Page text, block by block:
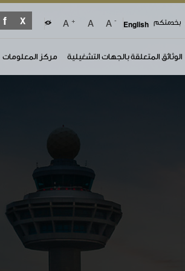
بخدمتكم English
-
A
A
+
A
الوثائق المتعلقة بالجهات التشغيلية مركز المعلومات